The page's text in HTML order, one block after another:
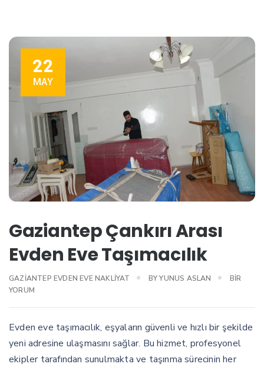
22
MAY
Gaziantep Çankırı Arası
Evden Eve Taşımacılık
GAZIANTEP EVDEN EVE NAKLIYAT BYYUNUS ASLAN
EVE
IÇIN
BIR
YORUM
Evden eve taşımacılık, eşyaların güvenli ve hızlı bir şekilde
yeni adresine ulaşmasını sağlar. Bu hizmet, profesyonel
ekipler tarafından sunulmakta ve taşınma sürecinin her